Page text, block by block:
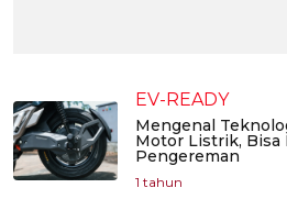
EV-READY
Mengenal
Motor Listrik, Bisa
Pengereman
1 tahun